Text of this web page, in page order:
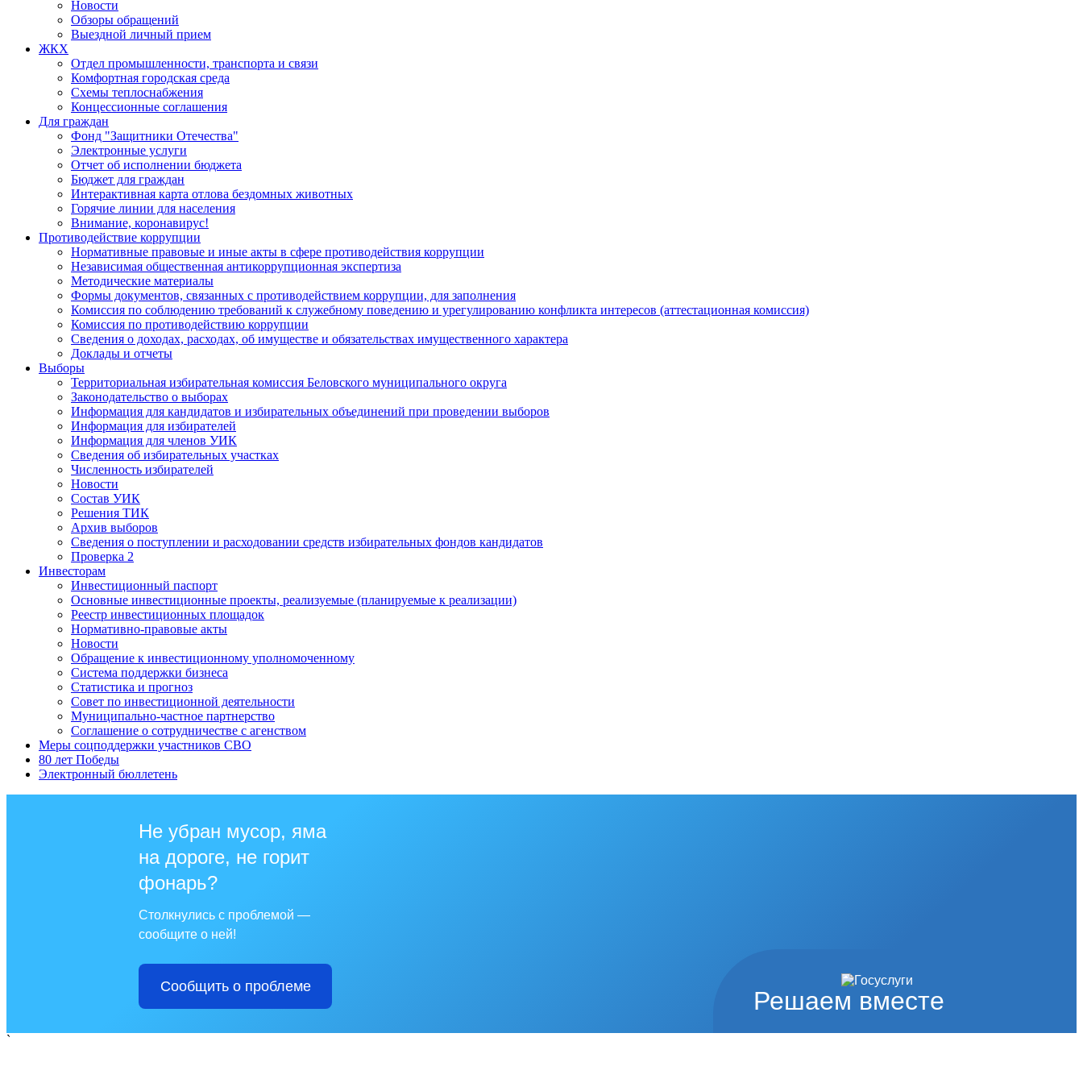
Новости
Обзоры обращений
Выездной личный прием
ЖКХ
Отдел промышленности, транспорта и связи
Комфортная городская среда
Схемы теплоснабжения
Концессионные соглашения
Для граждан
Фонд "Защитники Отечества"
Электронные услуги
Отчет об исполнении бюджета
Бюджет для граждан
Интерактивная карта отлова бездомных животных
Горячие линии для населения
Внимание, коронавирус!
Противодействие коррупции
Нормативные правовые и иные акты в сфере противодействия коррупции
Независимая общественная антикоррупционная экспертиза
Методические материалы
Формы документов, связанных с противодействием коррупции, для заполнения
Комиссия по соблюдению требований к служебному поведению и урегулированию конфликта интересов (аттестационная комиссия)
Комиссия по противодействию коррупции
Сведения о доходах, расходах, об имуществе и обязательствах имущественного характера
Доклады и отчеты
Выборы
Территориальная избирательная комиссия Беловского муниципального округа
Законодательство о выборах
Информация для кандидатов и избирательных объединений при проведении выборов
Информация для избирателей
Информация для членов УИК
Сведения об избирательных участках
Численность избирателей
Новости
Состав УИК
Решения ТИК
Архив выборов
Сведения о поступлении и расходовании средств избирательных фондов кандидатов
Проверка 2
Инвесторам
Инвестиционный паспорт
Основные инвестиционные проекты, реализуемые (планируемые к реализации)
Реестр инвестиционных площадок
Нормативно-правовые акты
Новости
Обращение к инвестиционному уполномоченному
Система поддержки бизнеса
Статистика и прогноз
Совет по инвестиционной деятельности
Муниципально-частное партнерство
Соглашение о сотрудничестве с агенством
Меры соцподдержки участников СВО
80 лет Победы
Электронный бюллетень
Решаем вместе
Не убран мусор, яма
на дороге, не горит
фонарь?
Столкнулись с проблемой —
сообщите о ней!
Сообщить о проблеме
`